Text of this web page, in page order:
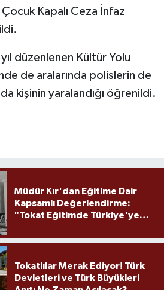
Kapalı Ceza İnfaz
düzenlenen Kültür Yolu
de aralarında polislerin de
kişinin yaralandığı öğrenildi.
Müdür Kır'dan Eğitime Dair
Kapsamlı Değerlendirme:
"Tokat Eğitimde Türkiye'ye
Tokatlılar Merak Ediyor! Türk
Devletleri ve Türk Büyükleri